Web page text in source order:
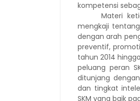
kompetensi
Materi
mengkaji
dengan arah
preventif,
tahun 2014
peluang peran
ditunjang
dan tingkat
SKM yang baik